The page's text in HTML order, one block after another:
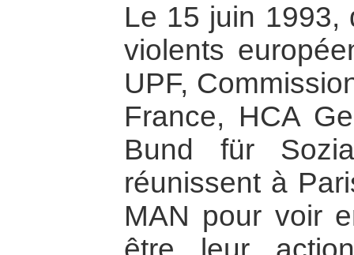
Le 15 juin 1993,
violents
UPF,
France, HCA
Bund für
réunissent à
MAN pour voir